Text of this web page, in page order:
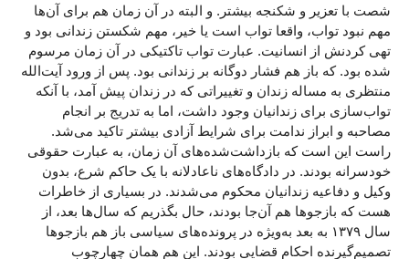
شصت با تعزیر و شکنجه بیشتر. و البته در آن زمان هم برای آن‌ها
مهم نبود تواب، واقعا تواب است یا خیر، مهم شکستن زندانی بود و
تهی کردنش از انسانیت. عبارت تواب تاکتیکی در آن زمان مرسوم
شده بود. که باز هم فشار دوگانه بر زندانی بود. پس از ورود آیت‌الله
منتظری به مساله زندان و تغییراتی که در زندان پیش آمد، با آنکه
تواب‌سازی برای زندانیان وجود داشت، اما به تدریج بر انجام
مصاحبه و ابراز ندامت برای شرایط آزادی بیشتر تاکید می‌شد.
راست این است که بازداشت‌شده‌های آن زمان، به عبارت حقوقی
خودسرانه بودند. در دادگاه‌های ناعادلانه با یک حاکم شرع، بدون
وکیل و دفاعیه زندانیان محکوم می‌شدند. در بسیاری از خاطرات
هست که بازجوها هم آن‌جا بودند، حال بگذریم که سال‌ها بعد، از
سال ۱۳۷۹ به بعد به‌ويژه در پرونده‌های سیاسی باز هم بازجوها
تصمیم‌گیرنده احکام قضایی بودند. این هم همان چهارچوب